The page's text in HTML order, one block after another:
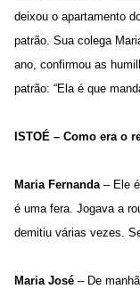
deixou o apartamento
patrão. Sua colega
ano, confirmou as
patrão: “Ela é que
ISTOÉ – Como era o
Maria Fernanda– Ele é
é uma fera. Jogava a
demitiu várias vezes.
Maria José – De